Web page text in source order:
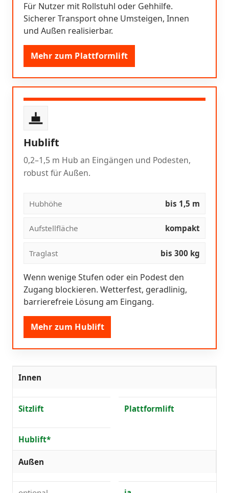
Für Nutzer mit Rollstuhl oder Gehhilfe.
Sicherer Transport ohne Umsteigen, Innen
und Außen realisierbar.
Mehr zum Plattformlift
Hublift
0,2–1,5 m Hub an Eingängen und Podesten,
robust für Außen.
Hubhöhe bis 1,5 m
Aufstellfläche kompakt
Traglast bis 300 kg
Wenn wenige Stufen oder ein Podest den
Zugang blockieren. Wetterfest, geradlinig,
barrierefreie Lösung am Eingang.
Mehr zum Hublift
Innen
Sitzlift Plattformlift
Hublift*
Außen